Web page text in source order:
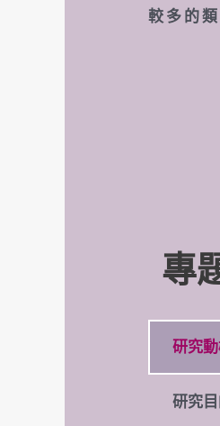
較多的
專
研究
研究